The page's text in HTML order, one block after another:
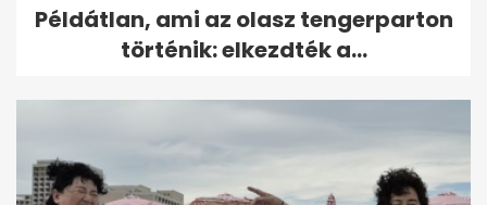
Példátlan, ami az olasz tengerparton
történik: elkezdték a...